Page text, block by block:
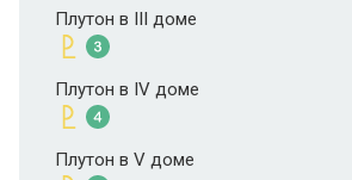
Плутон в III доме
Плутон в IV доме
Плутон в V доме